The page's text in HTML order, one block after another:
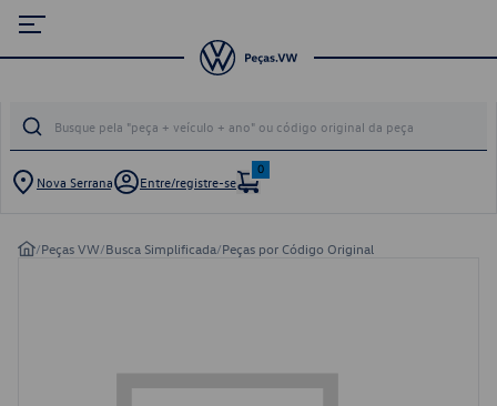
Nova Serrana Entre/registre-se
0
/Peças VW/Busca Simplificada/Peças por Código Original